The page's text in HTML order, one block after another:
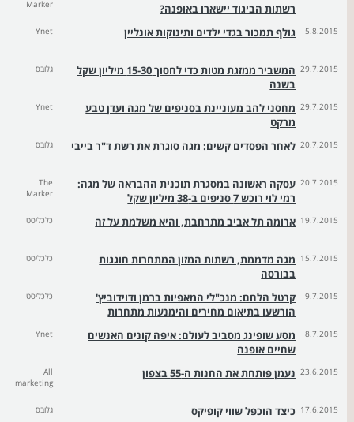
רשתות הביגוד יישארו באופנה?
Marker
5.8.2015 גולף תמכור בגדי ילדים ותינוקות אונליין Ynet
29.7.2015
המשביר ממזגת מטות כדי לחסוך 15-30 מיליון שקל
בשנה
גלובס
29.7.2015 מחסני להב מעוניינת בסניפים של מגה ועדן טבע
מרקט
Ynet
20.7.2015 לאחר הפסדים קשים: מגה סוגרת את רשת ד"ר בייבי גלובס
20.7.2015 עסקה ראשונה במסגרת תוכנית ההבראה של מגה:
רמי לוי רוכש 7 סניפים ב-38 מיליון שקל
The
Marker
19.7.2015 ארומה תל אביב מתרחבת, והיא משלמת על זה כלכליסט
15.7.2015 מגה מדממת, רשתות המזון המתחרות חוגגות
בבורסה
כלכליסט
9.7.2015
קרטל הלחם: מנכ"לי המאפיות ברמן ודוידוביץ'
הורשעו בתיאום מחירים והימנעות מתחרות
כלכליסט
8.7.2015
מסע שופינג מסביב לעולם: איפה קונים האנשים
שחיים אופנה
Ynet
23.6.2015 נעמן פותחת את החנות ה-55 בצפון
All
marketing
17.6.2015 כיצד הוכפל שווי קופיקס גלובס